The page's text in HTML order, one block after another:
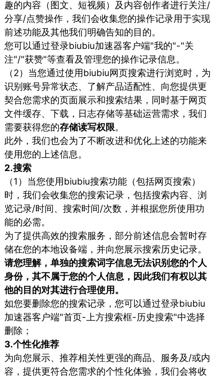
趣的内容（图文、短视频）及内容创作者进行关注/
分享/点赞操作，我们会收集您的操作记录用于实现
前述功能及其他我们明确告知的目的。
您可以通过登录biubiu加速器客户端"我的"-"关
注"/"获赞"等查看及管理您的操作记录信息。
（2）当您通过使用biubiu网页搜索进行浏览时，为
识别账号异常状态、了解产品适配性、向您提供更
契合您需求的页面展示和搜索结果，同时基于网页
文件缓存、下载，日志存储等基础运营需求，我们
需要获得您的存储读写权限。
此外，我们也会为了不断改进和优化上述的功能来
使用您的上述信息。
2.搜索
（1）当您使用biubiu搜索功能（包括网页搜索）
时，我们会收集您的搜索记录，包括搜索内容、浏
览记录/时间、搜索时间/次数，并根据您所使用功
能的必需。
为了提供高效的搜索服务，部分前述信息会暂时存
储在您的本地设备端，并向您展示搜索历史记录。
请您理解，单独的搜索词字信息无法识别您的个人
身份，其不属于您的个人信息，因此我们有权以其
他的目的对其进行合理使用。
如您要删除您的搜索记录，您可以通过登录biubiu
加速器客户端"首页-上方搜索框-历史搜索"中选择
删除；
3.个性化推荐
为向您展示、推荐相关性更强的商品、服务及/或内
容，提供更符合您需求的个性化体验，我们会将收